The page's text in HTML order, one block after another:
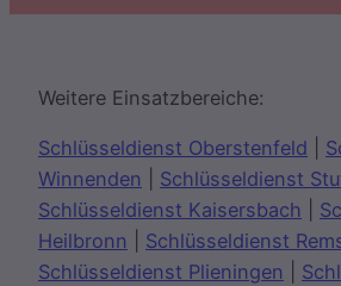
Weitere Einsatzbereiche:
Schlüsseldienst Oberstenfeld
Winnenden
Schlüsseldienst
Schlüsseldienst Kaisersbach
Heilbronn
Schlüsseldienst
Schlüsseldienst Plieningen